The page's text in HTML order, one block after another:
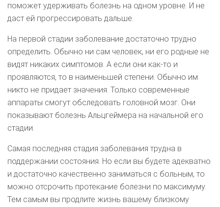
поможет удерживать болезнь на одном уровне. И не
даст ей прогрессировать дальше.
На первой стадии заболевание достаточно трудно
определить. Обычно ни сам человек, ни его родные не
видят никаких симптомов. А если они как-то и
проявляются, то в наименьшей степени. Обычно им
никто не придает значения. Только современные
аппараты смогут обследовать головной мозг. Они
показывают болезнь Альцгеймера на начальной его
стадии.
Самая последняя стадия заболевания трудна в
поддержании состояния. Но если вы будете адекватно
и достаточно качественно заниматься с больным, то
можно отсрочить протекание болезни по максимуму.
Тем самым вы продлите жизнь вашему близкому